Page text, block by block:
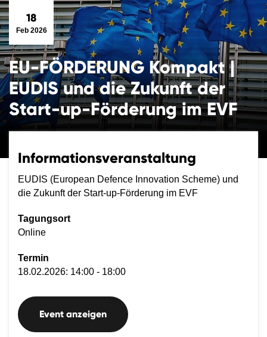
18
Feb 2026
EU-FÖRDERUNG Kompakt |
EUDIS und die Zukunft der
Start-up-Förderung im EVF
Informationsveranstaltung
EUDIS (European Defence Innovation Scheme) und
die Zukunft der Start-up-Förderung im EVF
Tagungsort
Online
Termin
18.02.2026: 14:00 - 18:00
Event anzeigen